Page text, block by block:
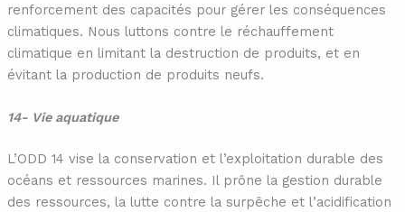
renforcement des capacités pour gérer les conséquences
climatiques. Nous luttons contre le réchauffement
climatique en limitant la destruction de produits, et en
évitant la production de produits neufs.
14- Vie aquatique
L’ODD 14 vise la conservation et l’exploitation durable des
océans et ressources marines. Il prône la gestion durable
des ressources, la lutte contre la surpêche et l’acidification